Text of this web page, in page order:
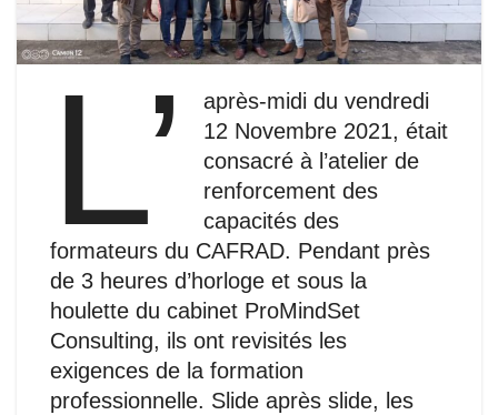
L’
après-midi du vendredi
12 Novembre 2021, était
consacré à l’atelier de
renforcement des
capacités des
formateurs du CAFRAD. Pendant près
de 3 heures d’horloge et sous la
houlette du cabinet ProMindSet
Consulting, ils ont revisités les
exigences de la formation
professionnelle. Slide après slide, les